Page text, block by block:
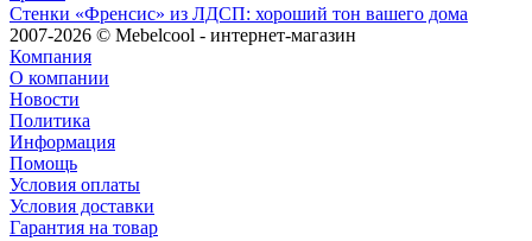
Стенки «Френсис» из ЛДСП: хороший тон вашего дома
2007-2026 © Mebelcool - интернет-магазин
Компания
О компании
Новости
Политика
Информация
Помощь
Условия оплаты
Условия доставки
Гарантия на товар